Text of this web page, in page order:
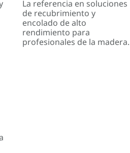
La referencia en soluciones
de recubrimiento y
encolado de alto
rendimiento para
profesionales de la madera.